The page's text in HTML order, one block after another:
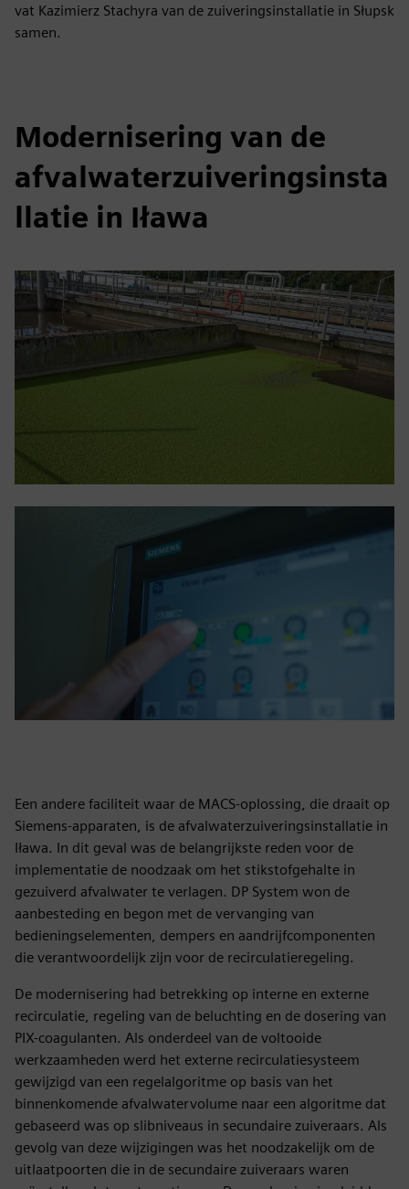
vat Kazimierz Stachyra van de zuiveringsinstallatie in Słupsk
samen.
Modernisering van de
afvalwaterzuiveringsinsta
llatie in Iława
Een andere faciliteit waar de MACS-oplossing, die draait op
Siemens-apparaten, is de afvalwaterzuiveringsinstallatie in
Iława. In dit geval was de belangrijkste reden voor de
implementatie de noodzaak om het stikstofgehalte in
gezuiverd afvalwater te verlagen. DP System won de
aanbesteding en begon met de vervanging van
bedieningselementen, dempers en aandrijfcomponenten
die verantwoordelijk zijn voor de recirculatieregeling.
De modernisering had betrekking op interne en externe
recirculatie, regeling van de beluchting en de dosering van
PIX-coagulanten. Als onderdeel van de voltooide
werkzaamheden werd het externe recirculatiesysteem
gewijzigd van een regelalgoritme op basis van het
binnenkomende afvalwatervolume naar een algoritme dat
gebaseerd was op slibniveaus in secundaire zuiveraars. Als
gevolg van deze wijzigingen was het noodzakelijk om de
uitlaatpoorten die in de secundaire zuiveraars waren